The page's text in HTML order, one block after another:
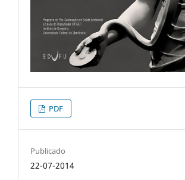
PDF
Publicado
22-07-2014